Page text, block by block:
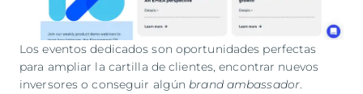
Los eventos dedicados son oportunidades perfectas
para ampliar la cartilla de clientes, encontrar nuevos
inversores o conseguir algún brand ambassador.